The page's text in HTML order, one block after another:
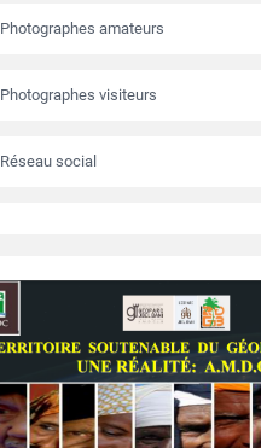
Photographes amateurs
Photographes visiteurs
Réseau social